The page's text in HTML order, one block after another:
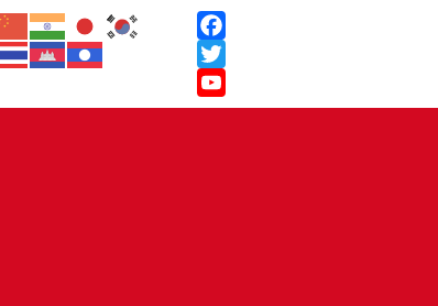
Facebook
Twitter
YouTube